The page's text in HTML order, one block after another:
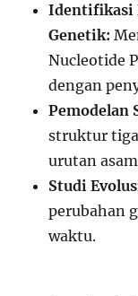
Identifikasi
Genetik:
Nucleotide
dengan
Pemodelan
struktur
urutan
Studi
perubahan
waktu.